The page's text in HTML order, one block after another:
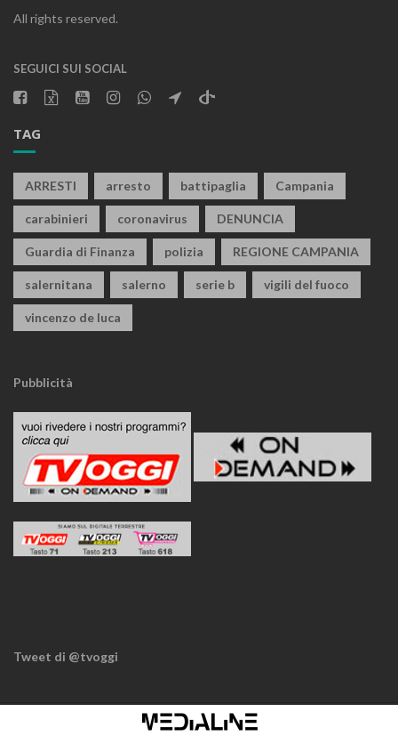
All rights reserved.
SEGUICI SUI SOCIAL
TAG
ARRESTI arresto battipaglia Campania
carabinieri coronavirus DENUNCIA
Guardia di Finanza polizia REGIONE CAMPANIA
salernitana salerno serie b vigili del fuoco
vincenzo de luca
Pubblicità
Tweet di @tvoggi